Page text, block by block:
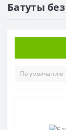
Батуты